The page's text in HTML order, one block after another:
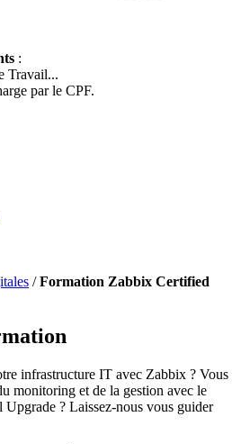
:
Travail...
par le CPF.
/Formation Zabbix Certified
infrastructure IT avec Zabbix ? Vous
monitoring et de la gestion avec le
? Laissez-nous vous guider